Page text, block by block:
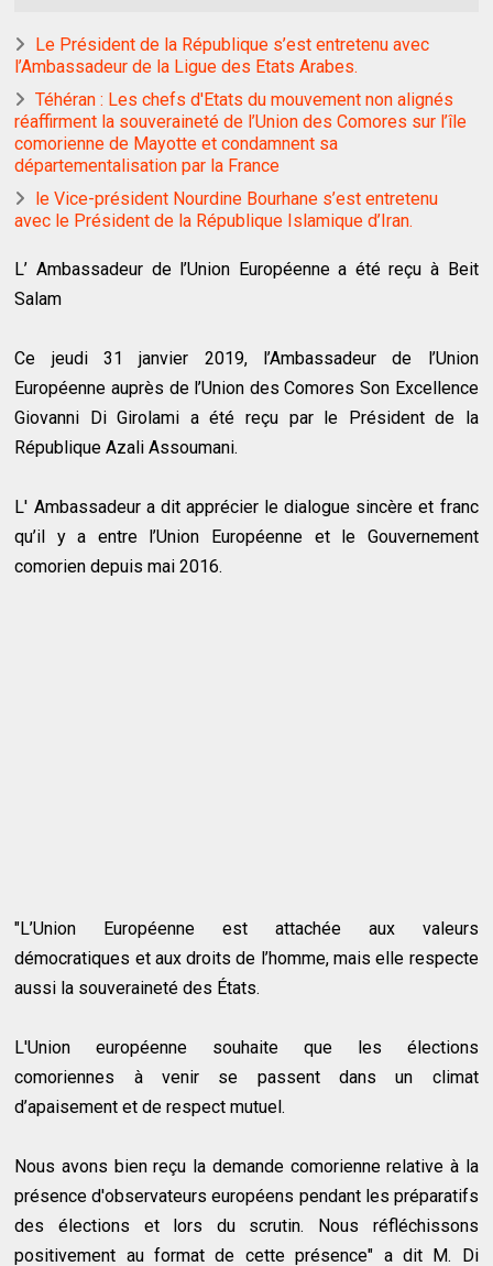
Le Président de la République s’est entretenu avec
l’Ambassadeur de la Ligue des Etats Arabes.
Téhéran : Les chefs d'Etats du mouvement non alignés
réaffirment la souveraineté de l’Union des Comores sur l’île
comorienne de Mayotte et condamnent sa
départementalisation par la France
le Vice-président Nourdine Bourhane s’est entretenu
avec le Président de la République Islamique d’Iran.
L’ Ambassadeur de l’Union Européenne a été reçu à Beit
Salam
Ce jeudi 31 janvier 2019, l’Ambassadeur de l’Union
Européenne auprès de l’Union des Comores Son Excellence
Giovanni Di Girolami a été reçu par le Président de la
République Azali Assoumani.
L' Ambassadeur a dit apprécier le dialogue sincère et franc
qu’il y a entre l’Union Européenne et le Gouvernement
comorien depuis mai 2016.
"L’Union Européenne est attachée aux valeurs
démocratiques et aux droits de l’homme, mais elle respecte
aussi la souveraineté des États.
L'Union européenne souhaite que les élections
comoriennes à venir se passent dans un climat
d’apaisement et de respect mutuel.
Nous avons bien reçu la demande comorienne relative à la
présence d'observateurs européens pendant les préparatifs
des élections et lors du scrutin. Nous réfléchissons
positivement au format de cette présence" a dit M. Di